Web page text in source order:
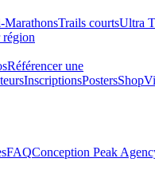
MarathonsTrails courtsUltra
région
Référencer une
InscriptionsPostersShop
FAQConception Peak